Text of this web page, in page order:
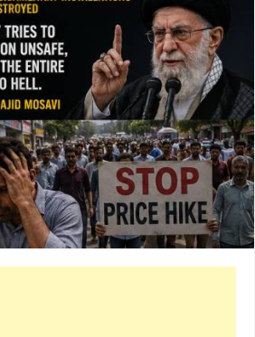
महत्वाच्या बातम्या
What Is a Front-End Developer?
How to Become One, Salary, Skills
Kanthak Suryatale April 30, 2021